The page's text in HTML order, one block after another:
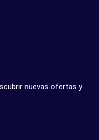
nuevas ofertas y